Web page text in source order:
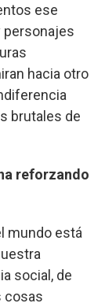
ese
personajes
hacia otro
brutales de
reforzando
mundo está
social, de
cosas